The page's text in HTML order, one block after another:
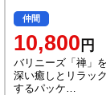
仲間
10,800 円
バリニーズ「禅」
深い癒しとリラッ
するパッケ…